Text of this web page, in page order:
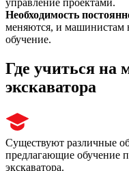
Необходимость
меняются, и машинистам
обучение.
Где учиться на
экскаватора
Существуют различные
предлагающие обучение
экскаватора.